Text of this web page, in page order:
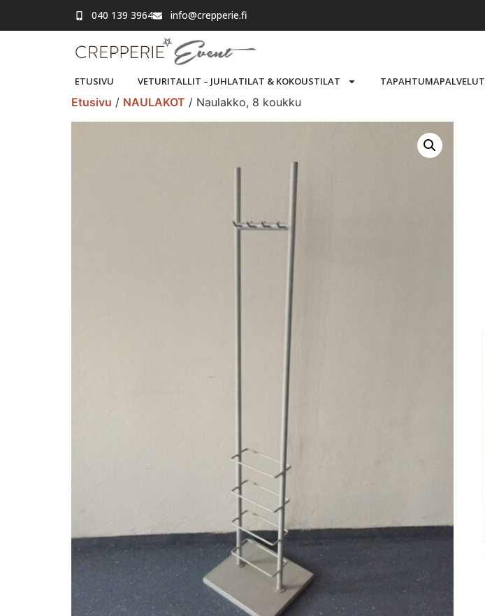
040 139 3964 info@crepperie.fi
ETUSIVU VETURITALLIT – JUHLATILAT & KOKOUSTILAT TAPAHTUMAPALVELUT
Etusivu / NAULAKOT / Naulakko, 8 koukku